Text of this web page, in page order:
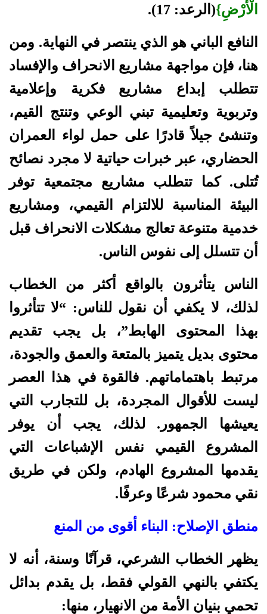
الْأَرْضِ}(الرعد: 17).
النافع الباني هو الذي ينتصر في النهاية. ومن
هنا، فإن مواجهة مشاريع الانحراف والإفساد
تتطلب إبداع مشاريع فكرية وإعلامية
وتربوية وتعليمية تبني الوعي وتنتج القيم،
وتنشئ جيلاً قادرًا على حمل لواء العمران
الحضاري، عبر خبرات حياتية لا مجرد نصائح
تُتلى. كما تتطلب مشاريع مجتمعية توفر
البيئة المناسبة للالتزام القيمي، ومشاريع
خدمية متنوعة تعالج مشكلات الانحراف قبل
أن تتسلل إلى نفوس الناس.
الناس يتأثرون بالواقع أكثر من الخطاب
لذلك، لا يكفي أن نقول للناس: “لا تتأثروا
بهذا المحتوى الهابط”، بل يجب تقديم
محتوى بديل يتميز بالمتعة والعمق والجودة،
مرتبط باهتماماتهم. فالقوة في هذا العصر
ليست للأقوال المجردة، بل للتجارب التي
يعيشها الجمهور. لذلك، يجب أن يوفر
المشروع القيمي نفس الإشباعات التي
يقدمها المشروع الهادم، ولكن في طريق
نقي محمود شرعًا وعرفًا.
منطق الإصلاح: البناء أقوى من المنع
يظهر الخطاب الشرعي، قرآنًا وسنة، أنه لا
يكتفي بالنهي القولي فقط، بل يقدم بدائل
تحمي بنيان الأمة من الانهيار، منها: